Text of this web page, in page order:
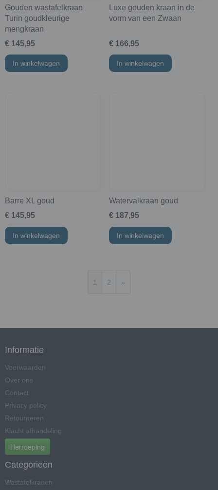
Gouden wastafelkraan
Turin goudkleurige
mengkraan
€ 145,95
In winkelwagen
Luxe gouden kraan in de
vorm van een Zwaan
€ 166,95
In winkelwagen
Barre XL goud
€ 145,95
In winkelwagen
Watervalkraan goud
€ 187,95
In winkelwagen
1 2 »
Informatie
Voorwaarden
Over ons
Contact
Privacy policy
Retourneren
Klacht afhandeling
Herroeping
Categorieën
Wastafelkranen